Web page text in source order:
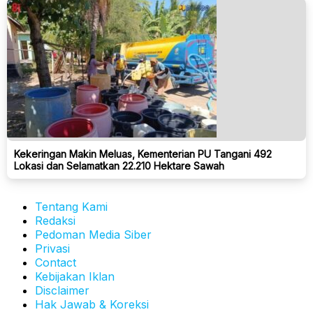
Kekeringan Makin Meluas, Kementerian PU Tangani 492
Lokasi dan Selamatkan 22.210 Hektare Sawah
Tentang Kami
Redaksi
Pedoman Media Siber
Privasi
Contact
Kebijakan Iklan
Disclaimer
Hak Jawab & Koreksi